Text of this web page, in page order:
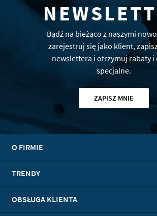
Bądź na bieżąco z naszymi
zarejestruj się jako klient,
newslettera i otrzymuj rabaty i
specjalne.
ZAPISZ MNIE
O FIRMIE
TRENDY
OBSŁUGA KLIENTA